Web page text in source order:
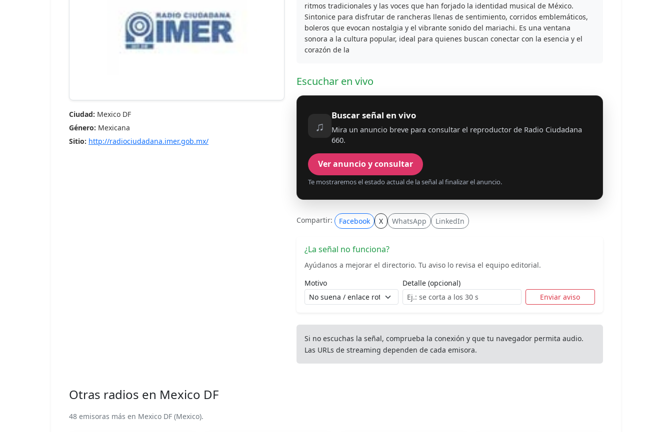
Ciudad: Mexico DF
Género: Mexicana
Sitio: http://radiociudadana.imer.gob.mx/
ritmos tradicionales y las voces que han forjado la identidad musical de México.
Sintonice para disfrutar de rancheras llenas de sentimiento, corridos emblemáticos,
boleros que evocan nostalgia y el vibrante sonido del mariachi. Es una ventana
sonora a la cultura popular, ideal para quienes buscan conectar con la esencia y el
corazón de la
Escuchar en vivo
♫
Buscar señal en vivo
Mira un anuncio breve para consultar el reproductor de Radio Ciudadana
660.
Ver anuncio y consultar
Te mostraremos el estado actual de la señal al finalizar el anuncio.
Compartir: Facebook X WhatsApp LinkedIn
¿La señal no funciona?
Ayúdanos a mejorar el directorio. Tu aviso lo revisa el equipo editorial.
Motivo
Detalle (opcional)
Enviar aviso
Si no escuchas la señal, comprueba la conexión y que tu navegador permita audio.
Las URLs de streaming dependen de cada emisora.
Otras radios en Mexico DF
48 emisoras más en Mexico DF (Mexico).